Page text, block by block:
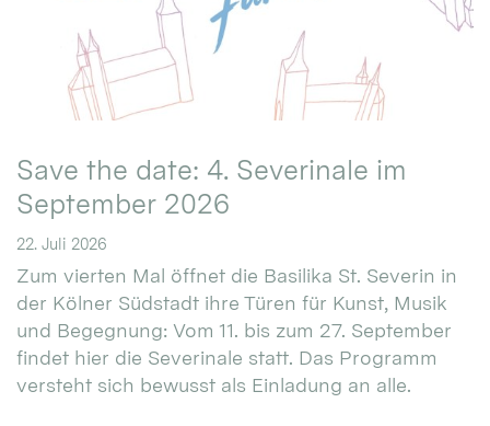
Save the date: 4. Severinale im
September 2026
22. Juli 2026
Zum vierten Mal öffnet die Basilika St. Severin in
der Kölner Südstadt ihre Türen für Kunst, Musik
und Begegnung: Vom 11. bis zum 27. September
findet hier die Severinale statt. Das Programm
versteht sich bewusst als Einladung an alle.